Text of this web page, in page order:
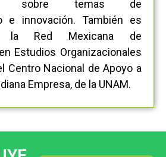
sobre temas de
e innovación. También es
la Red Mexicana de
Estudios Organizacionales
Centro Nacional de Apoyo a
Empresa, de la UNAM.